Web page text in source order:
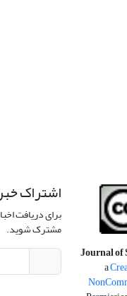
Journal of
a
اشتراک
برای دریافت
مشترک شوید.